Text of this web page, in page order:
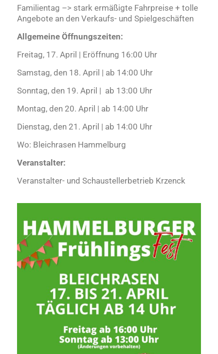
Familientag –> stark ermäßigte Fahrpreise + tolle
Angebote an den Verkaufs- und Spielgeschäften
Allgemeine Öffnungszeiten:
Freitag, 17. April | Eröffnung 16:00 Uhr
Samstag, den 18. April | ab 14:00 Uhr
Sonntag, den 19. April | ab 13:00 Uhr
Montag, den 20. April | ab 14:00 Uhr
Dienstag, den 21. April | ab 14:00 Uhr
Wo: Bleichrasen Hammelburg
Veranstalter:
Veranstalter- und Schaustellerbetrieb Krzenck